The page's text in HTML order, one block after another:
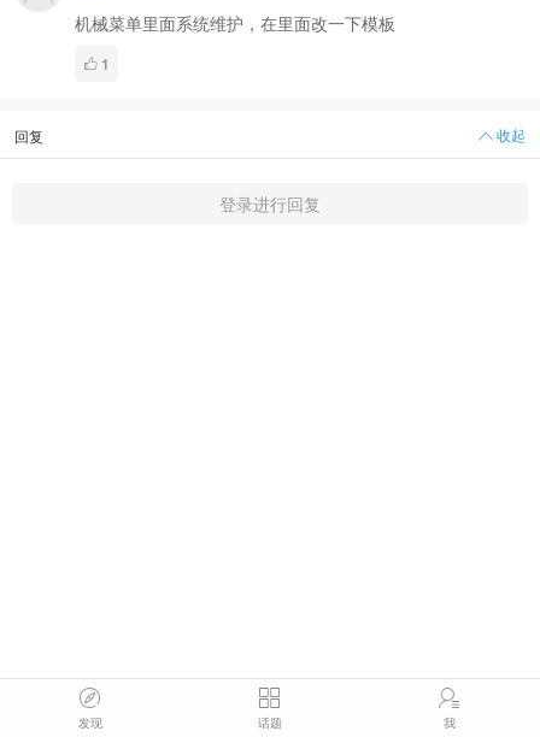
机械菜单里面系统维护，在里面改一下模板
1
回复 收起
登录进行回复
发现 话题 我